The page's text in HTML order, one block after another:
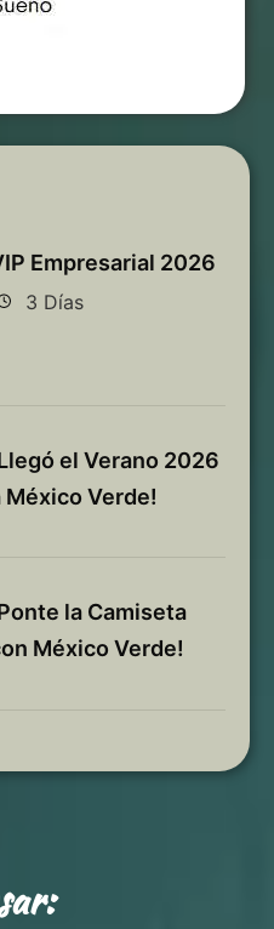
Empresarial 2026
3 Días
el Verano 2026
México Verde!
la Camiseta
México Verde!